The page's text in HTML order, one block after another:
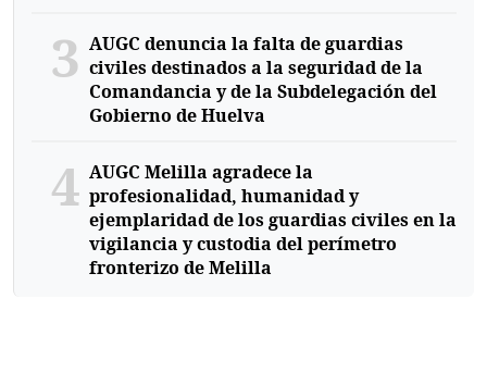
3 AUGC denuncia la falta de guardias
civiles destinados a la seguridad de la
Comandancia y de la Subdelegación del
Gobierno de Huelva
4 AUGC Melilla agradece la
profesionalidad, humanidad y
ejemplaridad de los guardias civiles en la
vigilancia y custodia del perímetro
fronterizo de Melilla